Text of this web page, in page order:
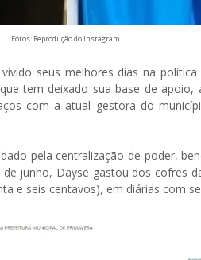
Fotos: Reprodução do Instagram
seus melhores dias na
tem deixado sua base de apoio,
com a atual gestora do
pela centralização de poder,
junho, Dayse gastou dos cofres
e seis centavos), em diárias com